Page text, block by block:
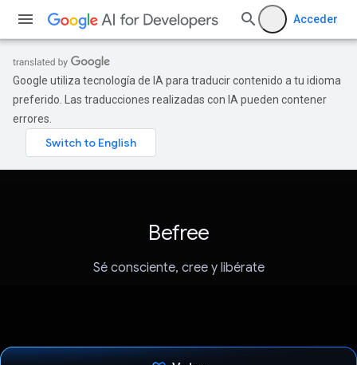
Acceder
Google utiliza tecnología de IA para traducir contenido a tu idioma
preferido. Las traducciones realizadas con IA pueden contener
errores.
Befree
Sé consciente, cree y libérate